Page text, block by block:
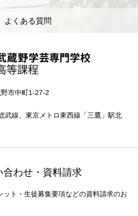
よくある質問
市中町1-27-2
武線、東京メトロ東西線「三鷹」駅北
合わせ・資料請求
ット・生徒募集要項などの資料請求のお